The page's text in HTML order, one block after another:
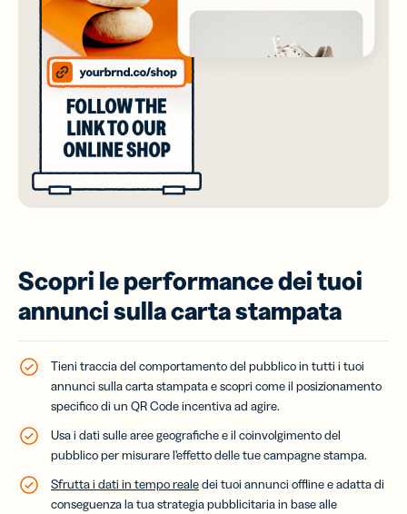
Scopri le performance dei tuoi
annunci sulla carta stampata
Tieni traccia del comportamento del pubblico in tutti i tuoi
annunci sulla carta stampata e scopri come il posizionamento
specifico di un QR Code incentiva ad agire.
Usa i dati sulle aree geografiche e il coinvolgimento del
pubblico per misurare l’effetto delle tue campagne stampa.
Sfrutta i dati in tempo realedei tuoi annunci offline e adatta di
conseguenza la tua strategia pubblicitaria in base alle